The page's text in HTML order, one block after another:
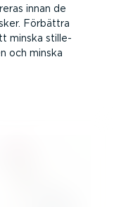
innan de
Förbättra
minska stille­
och minska